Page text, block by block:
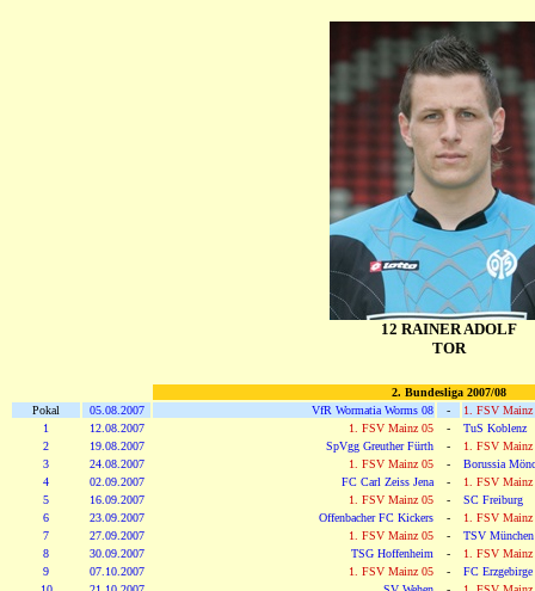
12 RAINER ADOLF
TOR
2. Bundesliga 2007/08
Pokal
05.08.2007 VfR Wormatia Worms 08 -
1. FSV Mainz
1
12.08.2007 1. FSV Mainz 05 -
TuS Koblenz
2
19.08.2007 SpVgg Greuther Fürth -
1. FSV Mainz
3
24.08.2007 1. FSV Mainz 05 -
Borussia
4
02.09.2007 FC Carl Zeiss Jena -
1. FSV Mainz
5
16.09.2007 1. FSV Mainz 05 -
SC Freiburg
6
23.09.2007 Offenbacher FC Kickers -
1. FSV Mainz
7
27.09.2007 1. FSV Mainz 05 -
TSV
8
30.09.2007 TSG Hoffenheim -
1. FSV Mainz
9
07.10.2007 1. FSV Mainz 05 -
FC Erzgebirge